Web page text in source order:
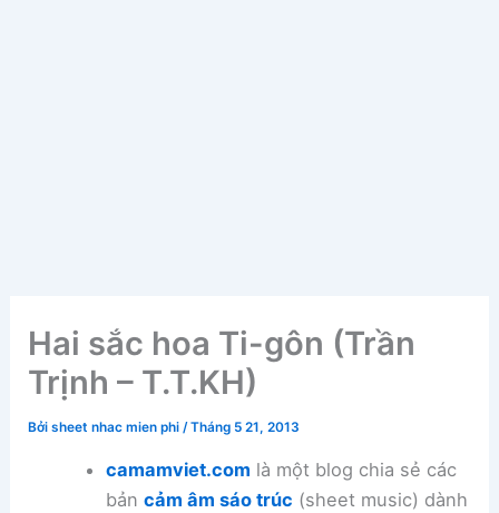
Hai sắc hoa Ti-gôn (Trần
Trịnh – T.T.KH)
Bởisheet nhac mien phi/Tháng 5 21, 2013
camamviet.com là một blog chia sẻ các
bản cảm âm sáo trúc (sheet music) dành